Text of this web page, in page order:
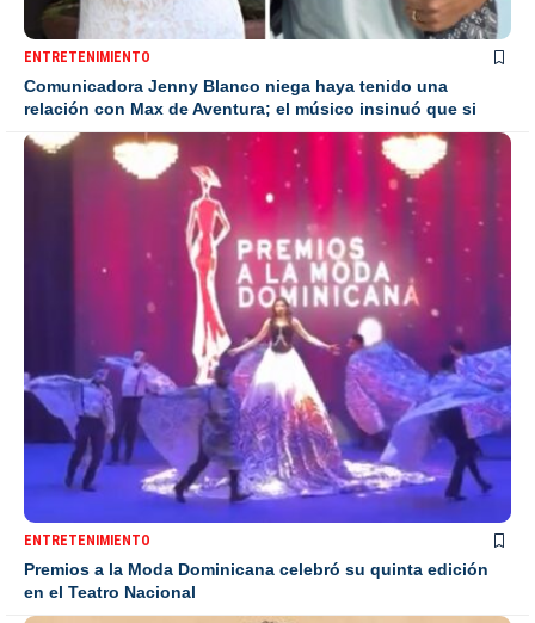
ENTRETENIMIENTO
Comunicadora Jenny Blanco niega haya tenido una
relación con Max de Aventura; el músico insinuó que si
ENTRETENIMIENTO
Premios a la Moda Dominicana celebró su quinta edición
en el Teatro Nacional